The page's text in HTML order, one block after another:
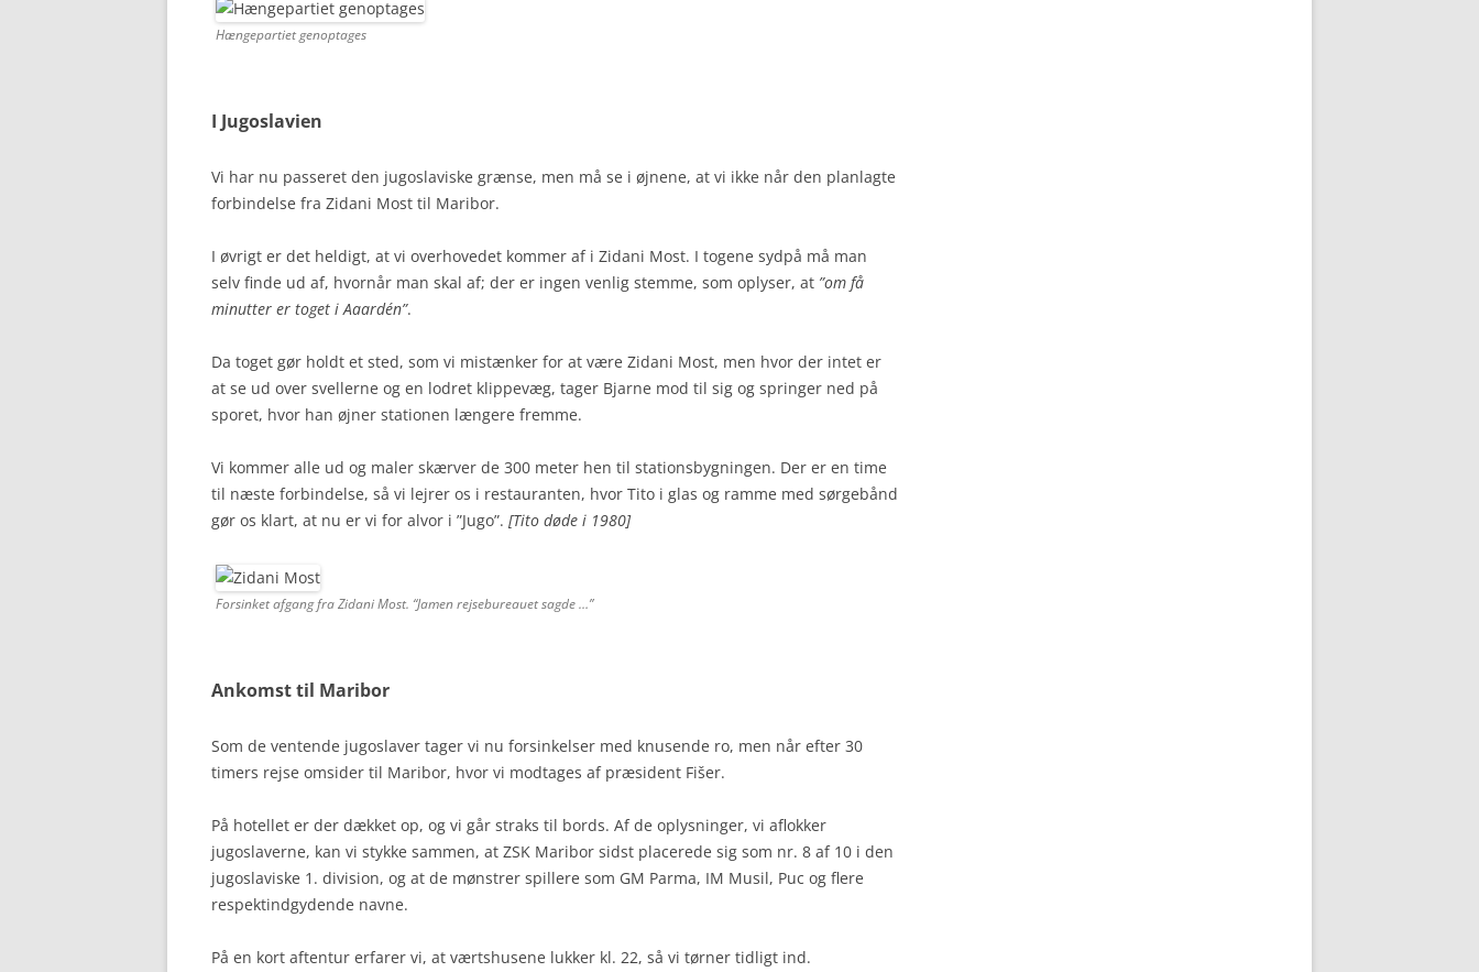
Hængepartiet genoptages
I Jugoslavien
Vi har nu passeret den jugoslaviske grænse, men må se i øjnene, at vi ikke når den planlagte
forbindelse fra Zidani Most til Maribor.
I øvrigt er det heldigt, at vi overhovedet kommer af i Zidani Most. I togene sydpå må man
selv finde ud af, hvornår man skal af; der er ingen venlig stemme, som oplyser, at ”om få
minutter er toget i Aaardén”.
Da toget gør holdt et sted, som vi mistænker for at være Zidani Most, men hvor der intet er
at se ud over svellerne og en lodret klippevæg, tager Bjarne mod til sig og springer ned på
sporet, hvor han øjner stationen længere fremme.
Vi kommer alle ud og maler skærver de 300 meter hen til stationsbygningen. Der er en time
til næste forbindelse, så vi lejrer os i restauranten, hvor Tito i glas og ramme med sørgebånd
gør os klart, at nu er vi for alvor i ”Jugo”. [Tito døde i 1980]
Forsinket afgang fra Zidani Most. “Jamen rejsebureauet sagde …”
Ankomst til Maribor
Som de ventende jugoslaver tager vi nu forsinkelser med knusende ro, men når efter 30
timers rejse omsider til Maribor, hvor vi modtages af præsident Fišer.
På hotellet er der dækket op, og vi går straks til bords. Af de oplysninger, vi aflokker
jugoslaverne, kan vi stykke sammen, at ZSK Maribor sidst placerede sig som nr. 8 af 10 i den
jugoslaviske 1. division, og at de mønstrer spillere som GM Parma, IM Musil, Puc og flere
respektindgydende navne.
På en kort aftentur erfarer vi, at værtshusene lukker kl. 22, så vi tørner tidligt ind.